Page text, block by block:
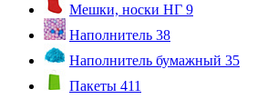
Мешки, носки НГ 9
Наполнитель 38
Наполнитель бумажный 35
Пакеты 411